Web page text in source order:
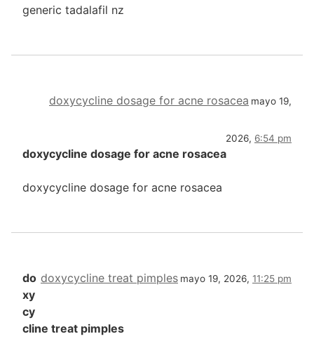
generic tadalafil nz
doxycycline dosage for acne rosacea mayo 19,
2026, 6:54 pm
doxycycline dosage for acne rosacea
doxycycline dosage for acne rosacea
doxycycline treat pimples mayo 19, 2026, 11:25 pm
do
xy
cy
cline treat pimples